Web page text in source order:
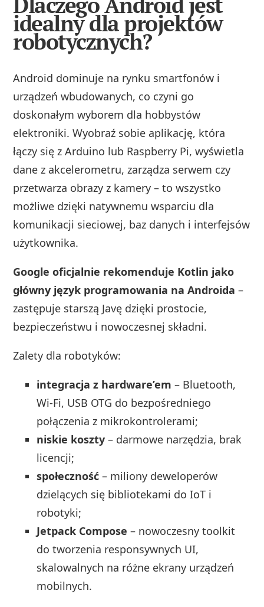
idealny dla projektów
robotycznych?
Android dominuje na rynku smartfonów i
urządzeń wbudowanych, co czyni go
doskonałym wyborem dla hobbystów
elektroniki. Wyobraź sobie aplikację, która
łączy się z Arduino lub Raspberry Pi, wyświetla
dane z akcelerometru, zarządza serwem czy
przetwarza obrazy z kamery – to wszystko
możliwe dzięki natywnemu wsparciu dla
komunikacji sieciowej, baz danych i interfejsów
użytkownika.
Google oficjalnie rekomenduje Kotlin jako
główny język programowania na Androida –
zastępuje starszą Javę dzięki prostocie,
bezpieczeństwu i nowoczesnej składni.
Zalety dla robotyków:
integracja z hardware’em – Bluetooth,
Wi‑Fi, USB OTG do bezpośredniego
połączenia z mikrokontrolerami;
niskie koszty – darmowe narzędzia, brak
licencji;
społeczność – miliony deweloperów
dzielących się bibliotekami do IoT i
robotyki;
Jetpack Compose – nowoczesny toolkit
do tworzenia responsywnych UI,
skalowalnych na różne ekrany urządzeń
mobilnych.